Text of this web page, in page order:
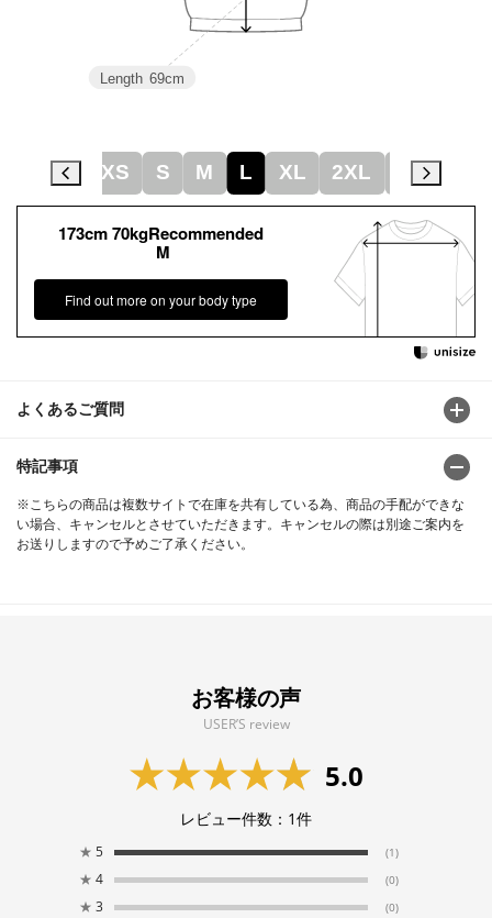
よくあるご質問
特記事項
※こちらの商品は複数サイトで在庫を共有している為、商品の手配ができな
い場合、キャンセルとさせていただきます。キャンセルの際は別途ご案内を
お送りしますので予めご了承ください。
173cm 70kgRecommended
M
Find out more on your body type
Length 69cm
XS S M L XL 2XL 3XL
お客様の声
USER’S review
5.0
レビュー件数： 1件
★ 5 (1)
★ 4 (0)
★ 3 (0)